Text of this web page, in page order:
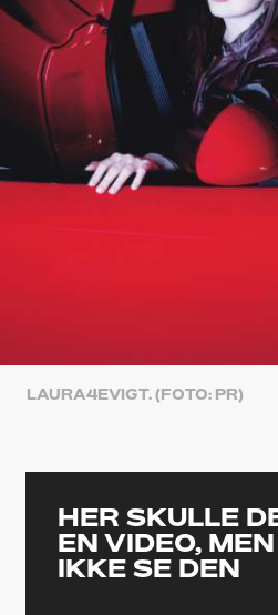
LAURA4EVIGT. (FOTO: PR)
HER SKULLE
EN VIDEO,
IKKE SE DEN